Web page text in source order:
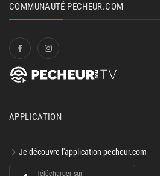
COMMUNAUTÉ PECHEUR.COM
APPLICATION
Je découvre l'application pecheur.com
Télécharger sur